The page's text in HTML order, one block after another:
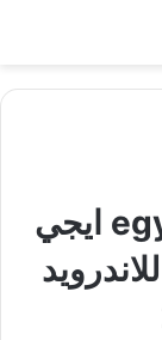
تحميل تطبيق egybest app ايجي